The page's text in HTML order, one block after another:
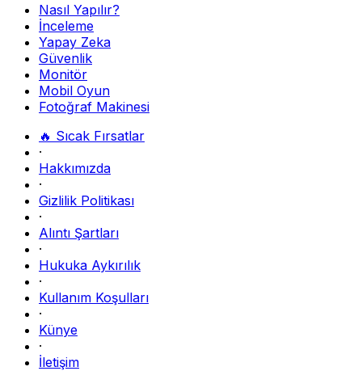
Nasıl Yapılır?
İnceleme
Yapay Zeka
Güvenlik
Monitör
Mobil Oyun
Fotoğraf Makinesi
🔥 Sıcak Fırsatlar
·
Hakkımızda
·
Gizlilik Politikası
·
Alıntı Şartları
·
Hukuka Aykırılık
·
Kullanım Koşulları
·
Künye
·
İletişim